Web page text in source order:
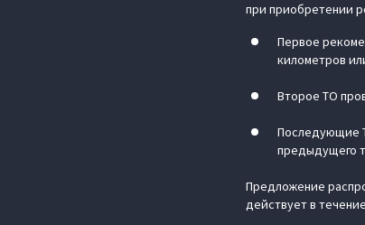
при приобретении
Первое
километров
Второе ТО
Последующие
предыдущего
Предложение
действует в